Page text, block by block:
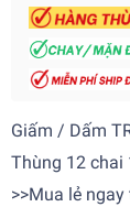
Giấm / Dấm
Thùng 12 chai
>>Mua lẻ